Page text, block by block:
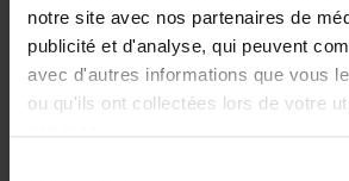
notre site avec nos partenaires de
publicité et d'analyse, qui peuvent
avec d'autres informations que vous
ou qu'ils ont collectées lors de votre
€29,99